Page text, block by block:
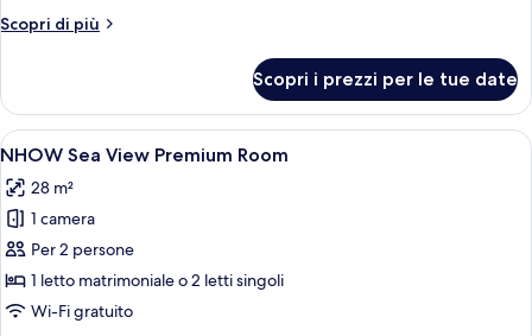
Room
Scopri di più
Altri
Sea
View
Room
Scopri i prezzi per le tue date
Apri
tutte
le
foto
per
NHOW
Sea
Una camera d'albergo con un letto
6
NHOW Sea View Premium Room
28 m²
1 camera
Per 2 persone
1 letto matrimoniale o 2 letti singoli
Wi-Fi gratuito